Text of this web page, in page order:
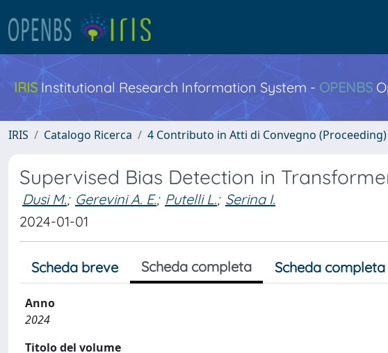
IRIS Institutional Research Information System - OPENBS
IRIS Catalogo Ricerca 4 Contributo in Atti di Convegno (Proceeding)
Supervised Bias Detection in
Dusi M.; Gerevini A. E.; Putelli L.; Serina I.
2024-01-01
Scheda breve Scheda completa Scheda completa
Anno
2024
Titolo del volume